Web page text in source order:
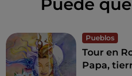
Puede
Pueblos
Tour en
Papa,